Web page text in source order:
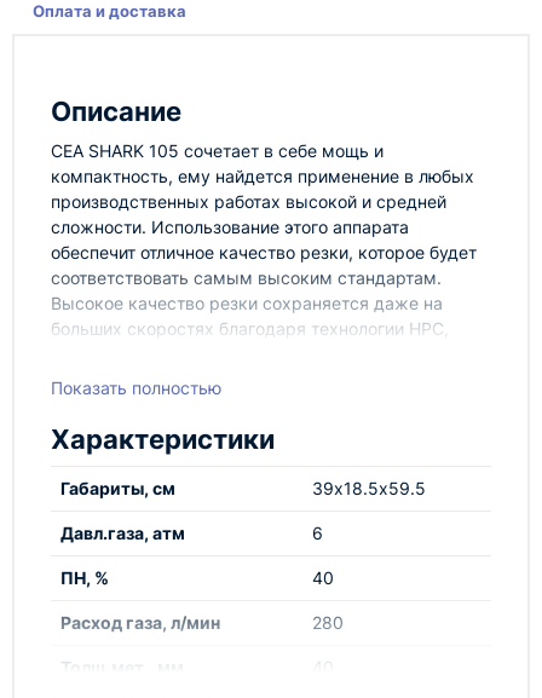
Оплата и доставка
Описание
CEA SHARK 105 сочетает в себе мощь и
компактность, ему найдется применение в любых
производственных работах высокой и средней
сложности. Использование этого аппарата
обеспечит отличное качество резки, которое будет
соответствовать самым высоким стандартам.
Высокое качество резки сохраняется даже на
больших скоростях благодаря технологии HPC,
Start Transfer и Smart End Cutting обеспечат
конца резки.
Горелка SK 125 с технологией
высокопроизводительной резки;
кг;
высокой производительностью;
Снижение эксплуатационных расходов.
Показать полностью
Характеристики
Габариты, см 39х18.5х59.5
Давл.газа, атм 6
ПН, % 40
Расход газа, л/мин 280
Толщ.мет., мм 40